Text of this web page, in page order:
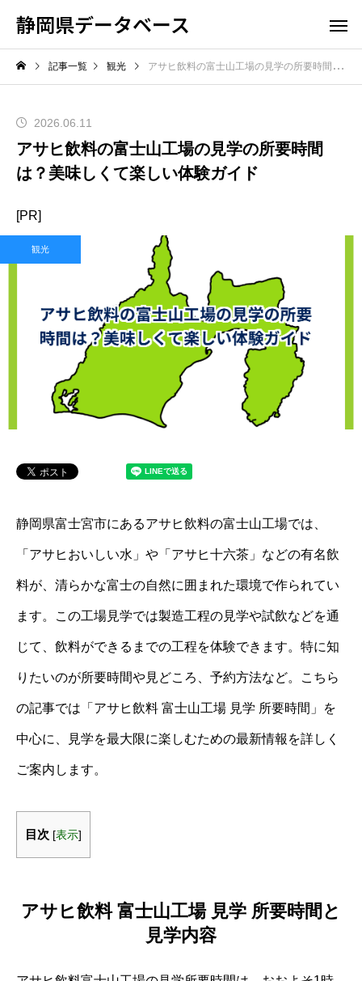
静岡県データベース
記事一覧 観光 アサヒ飲料の富士山工場の見学の所要時間は？美味しくて楽しい体験ガイド
2026.06.11
アサヒ飲料の富士山工場の見学の所要時間
は？美味しくて楽しい体験ガイド
[PR]
観光
静岡県富士宮市にあるアサヒ飲料の富士山工場では、
「アサヒおいしい水」や「アサヒ十六茶」などの有名飲
料が、清らかな富士の自然に囲まれた環境で作られてい
ます。この工場見学では製造工程の見学や試飲などを通
じて、飲料ができるまでの工程を体験できます。特に知
りたいのが所要時間や見どころ、予約方法など。こちら
の記事では「アサヒ飲料 富士山工場 見学 所要時間」を
中心に、見学を最大限に楽しむための最新情報を詳しく
ご案内します。
目次 [表示]
アサヒ飲料 富士山工場 見学 所要時間と
見学内容